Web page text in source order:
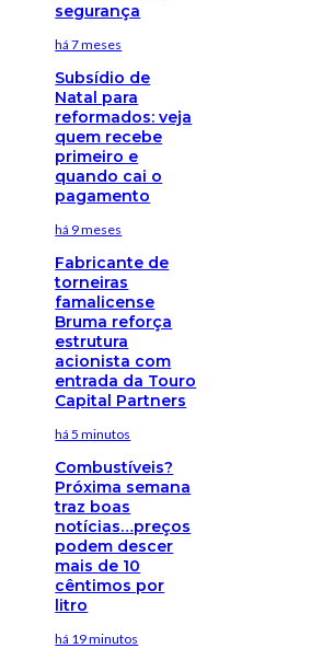
segurança
há 7 meses
Subsídio de
Natal para
reformados: veja
quem recebe
primeiro e
quando cai o
pagamento
há 9 meses
Fabricante de
torneiras
famalicense
Bruma reforça
estrutura
acionista com
entrada da Touro
Capital Partners
há 5 minutos
Combustíveis?
Próxima semana
traz boas
notícias…preços
podem descer
mais de 10
cêntimos por
litro
há 19 minutos